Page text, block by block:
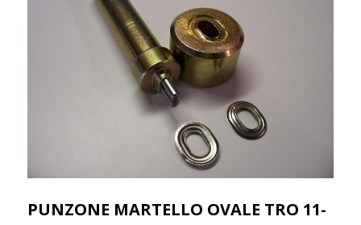
PUNZONE MARTELLO OVALE TRO 11-